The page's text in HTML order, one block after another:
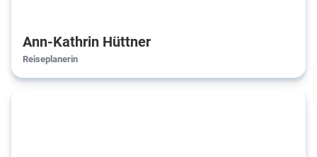
Ann-Kathrin Hüttner
Reiseplanerin